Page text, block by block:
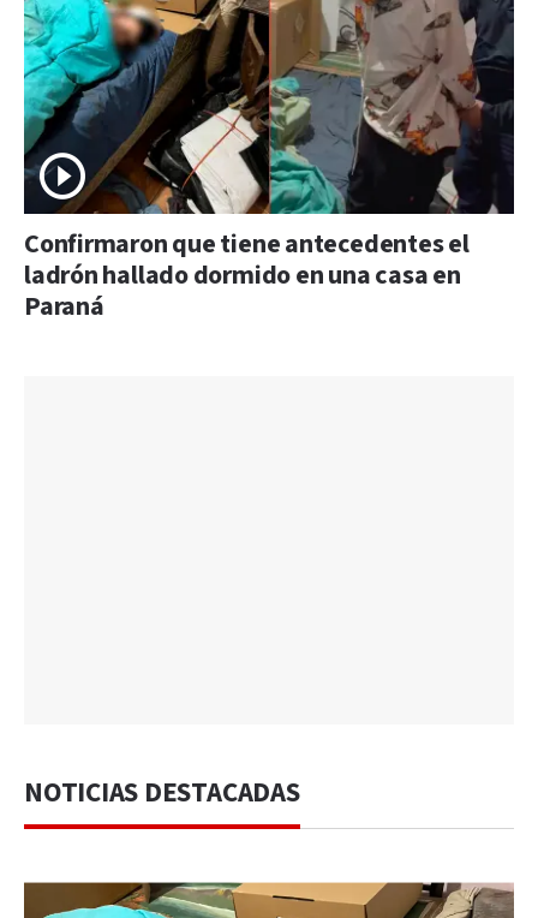
Confirmaron que tiene antecedentes el
ladrón hallado dormido en una casa en
Paraná
NOTICIAS DESTACADAS